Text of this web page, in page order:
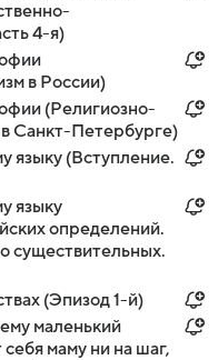
4-я)
в России)
(Религиозно-
Санкт-Петербурге)
языку (Вступление.
языку
определений.
существительных.
(Эпизод 1-й)
маленький
маму ни на шаг,